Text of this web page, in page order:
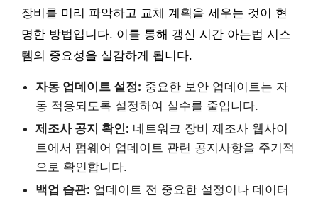
장비를 미리 파악하고 교체 계획을 세우는 것이 현
명한 방법입니다. 이를 통해 갱신 시간 아는법 시스
템의 중요성을 실감하게 됩니다.
자동 업데이트 설정: 중요한 보안 업데이트는 자
동 적용되도록 설정하여 실수를 줄입니다.
제조사 공지 확인: 네트워크 장비 제조사 웹사이
트에서 펌웨어 업데이트 관련 공지사항을 주기적
으로 확인합니다.
백업 습관: 업데이트 전 중요한 설정이나 데이터